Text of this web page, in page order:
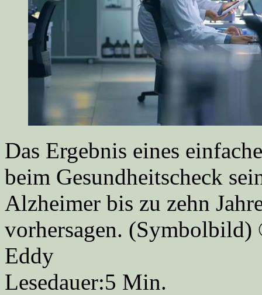
Das Ergebnis eines
beim Gesundheitscheck
Alzheimer bis zu zehn
vorhersagen. (Symbolbild)
Eddy
Lesedauer:5 Min.